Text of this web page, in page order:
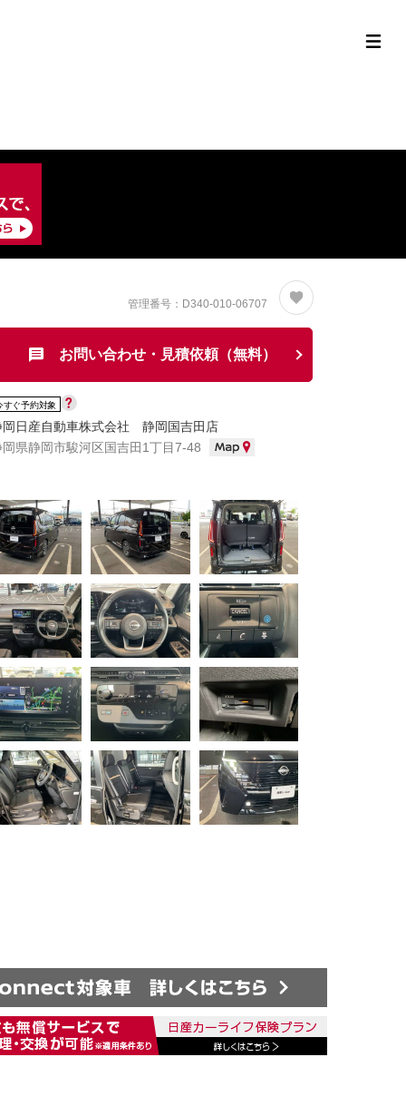
管理番号：D340-010-06707
お問い合わせ・見積依頼（無料）
すぐ予約対象
岡日産自動車株式会社 静岡国吉田店
岡県静岡市駿河区国吉田1丁目7-48